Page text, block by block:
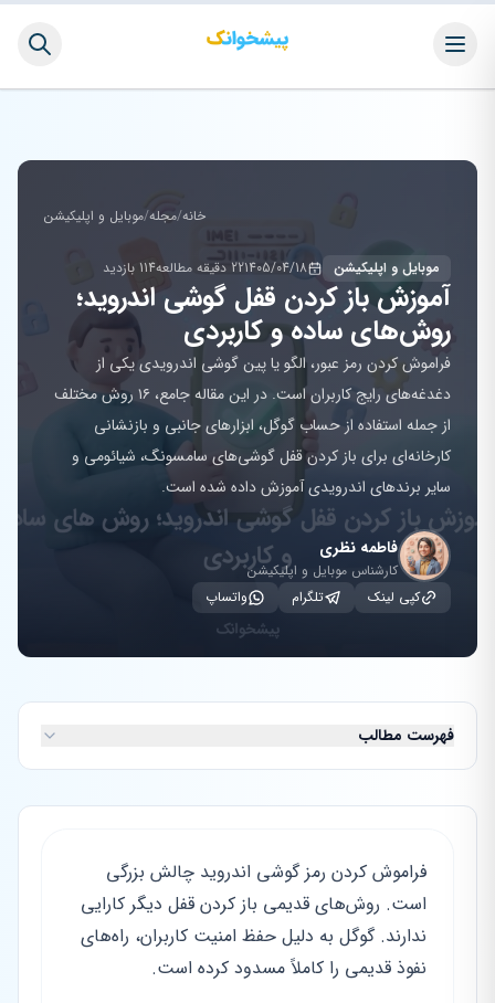
خانه/مجله/موبایل و اپلیکیشن
موبایل و اپلیکیشن 1405/04/1822 دقیقه مطالعه 114 بازدید
آموزش باز کردن قفل گوشی اندروید؛
روش‌های ساده و کاربردی
فراموش کردن رمز عبور، الگو یا پین گوشی اندرویدی یکی از
دغدغه‌های رایج کاربران است. در این مقاله جامع، ۱۶ روش مختلف
از جمله استفاده از حساب گوگل، ابزارهای جانبی و بازنشانی
کارخانه‌ای برای باز کردن قفل گوشی‌های سامسونگ، شیائومی و
سایر برندهای اندرویدی آموزش داده شده است.
فاطمه نظری
کارشناس موبایل و اپلیکیشن
کپی لینک
تلگرام واتساپ
فهرست مطالب
فراموش کردن رمز گوشی اندروید چالش بزرگی
است. روش‌های قدیمی باز کردن قفل دیگر کارایی
ندارند. گوگل به دلیل حفظ امنیت کاربران، راه‌های
نفوذ قدیمی را کاملاً مسدود کرده است.